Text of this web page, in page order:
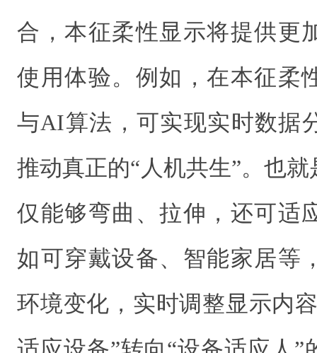
合，本征柔性显示将提供更
使用体验。例如，在本征柔
与AI算法，可实现实时数据
推动真正的“人机共生”。也
仅能够弯曲、拉伸，还可适
如可穿戴设备、智能家居等
环境变化，实时调整显示内